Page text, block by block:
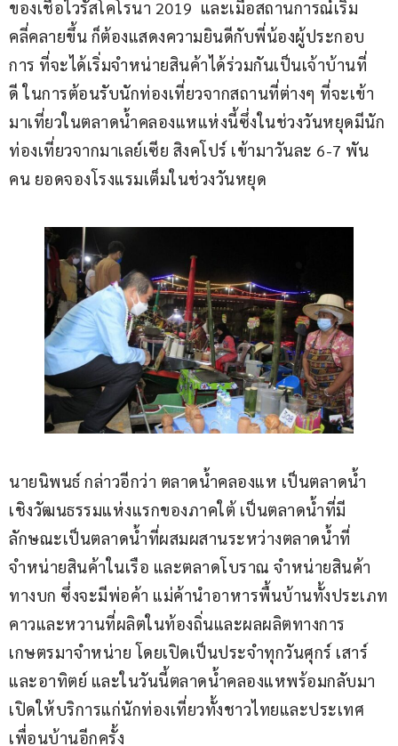
ของเชื้อไวรัสโคโรนา 2019  และเมื่อสถานการณ์เริ่ม
คลี่คลายขึ้น ก็ต้องแสดงความยินดีกับพี่น้องผู้ประกอบ
การ ที่จะได้เริ่มจำหน่ายสินค้าได้ร่วมกันเป็นเจ้าบ้านที่
ดี ในการต้อนรับนักท่องเที่ยวจากสถานที่ต่างๆ ที่จะเข้า
มาเที่ยวในตลาดน้ำคลองแหแห่งนี้ซึ่งในช่วงวันหยุดมีนัก
ท่องเที่ยวจากมาเลย์เซีย สิงคโปร์ เข้ามาวันละ 6-7 พัน
คน ยอดจองโรงแรมเต็มในช่วงวันหยุด
นายนิพนธ์ กล่าวอีกว่า ตลาดน้ำคลองแห เป็นตลาดน้ำ
เชิงวัฒนธรรมแห่งแรกของภาคใต้ เป็นตลาดน้ำที่มี
ลักษณะเป็นตลาดน้ำที่ผสมผสานระหว่างตลาดน้ำที่
จำหน่ายสินค้าในเรือ และตลาดโบราณ จำหน่ายสินค้า
ทางบก ซึ่งจะมีพ่อค้า แม่ค้านำอาหารพื้นบ้านทั้งประเภท
คาวและหวานที่ผลิตในท้องถิ่นและผลผลิตทางการ
เกษตรมาจำหน่าย โดยเปิดเป็นประจำทุกวันศุกร์ เสาร์
และอาทิตย์ และในวันนี้ตลาดน้ำคลองแหพร้อมกลับมา
เปิดให้บริการแก่นักท่องเที่ยวทั้งชาวไทยและประเทศ
เพื่อนบ้านอีกครั้ง